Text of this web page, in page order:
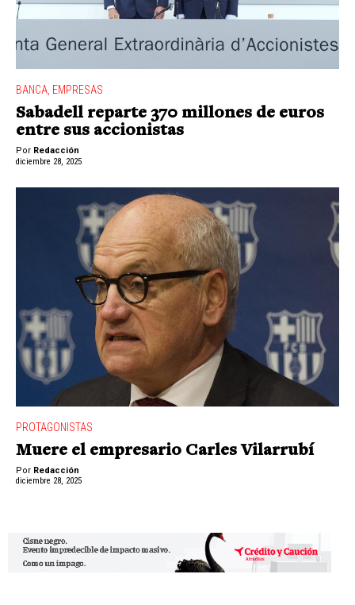
BANCA, EMPRESAS
Sabadell reparte 370 millones de euros
entre sus accionistas
Por Redacción
diciembre 28, 2025
PROTAGONISTAS
Muere el empresario Carles Vilarrubí
Por Redacción
diciembre 28, 2025